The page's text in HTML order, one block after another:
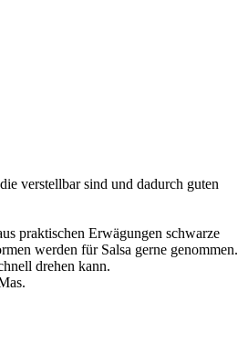
verstellbar sind und dadurch guten
praktischen Erwägungen schwarze
werden für Salsa gerne genommen.
drehen kann.